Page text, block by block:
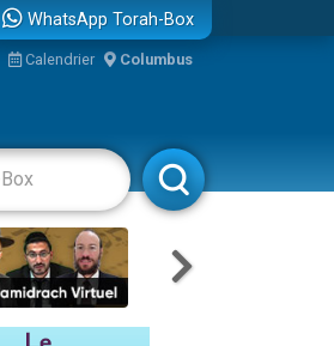
WhatsApp Torah-Box
Calendrier Columbus
Rabbanim